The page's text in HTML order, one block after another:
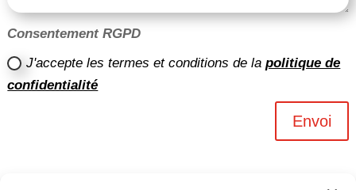
Consentement RGPD
J'accepte les termes et conditions de lapolitique de
confidentialité
Envoi